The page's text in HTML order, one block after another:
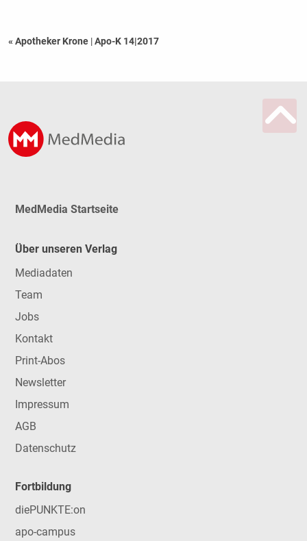
« Apotheker Krone |Apo-K 14|2017
MedMedia Startseite
Über unseren Verlag
Mediadaten
Team
Jobs
Kontakt
Print-Abos
Newsletter
Impressum
AGB
Datenschutz
Fortbildung
diePUNKTE:on
apo-campus